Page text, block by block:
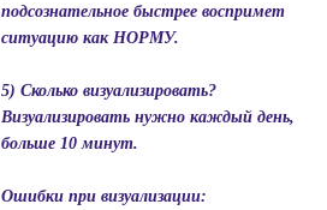
подсознательное быстрее воспримет
ситуацию как НОРМУ.
5) Сколько визуализировать?
Визуализировать нужно каждый день,
больше 10 минут.
Ошибки при визуализации: